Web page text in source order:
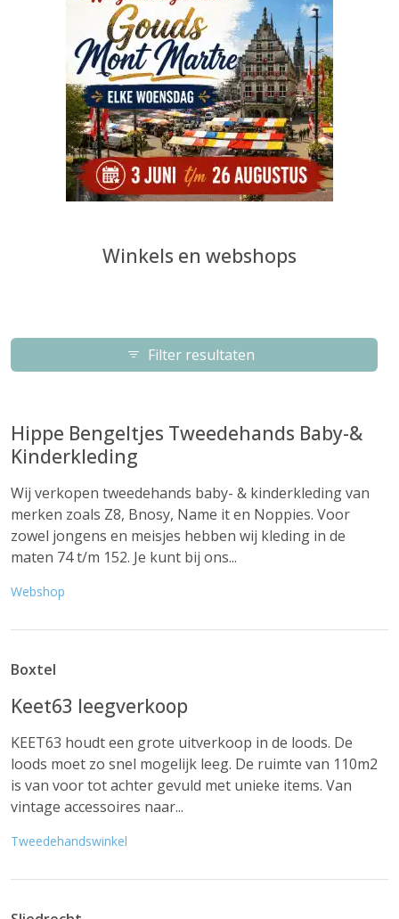
Winkels en webshops
Filter resultaten
Hippe Bengeltjes Tweedehands Baby-&
Kinderkleding
Wij verkopen tweedehands baby- & kinderkleding van
merken zoals Z8, Bnosy, Name it en Noppies. Voor
zowel jongens en meisjes hebben wij kleding in de
maten 74 t/m 152. Je kunt bij ons...
Webshop
Boxtel
Keet63 leegverkoop
KEET63 houdt een grote uitverkoop in de loods. De
loods moet zo snel mogelijk leeg. De ruimte van 110m2
is van voor tot achter gevuld met unieke items. Van
vintage accessoires naar...
Tweedehandswinkel